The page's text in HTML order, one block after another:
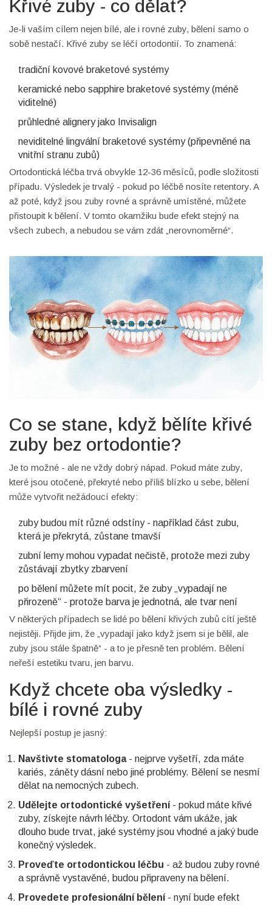
Křivé zuby - co dělat?
Je-li vaším cílem nejen bílé, ale i rovné zuby, bělení samo o
sobě nestačí. Křivé zuby se léčí ortodontií. To znamená:
tradiční kovové braketové systémy
keramické nebo sapphire braketové systémy (méně
viditelné)
průhledné alignery jako Invisalign
neviditelné lingvální braketové systémy (připevněné na
vnitřní stranu zubů)
Ortodontická léčba trvá obvykle 12-36 měsíců, podle složitosti
případu. Výsledek je trvalý - pokud po léčbě nosíte retentory. A
až poté, když jsou zuby rovné a správně umístěné, můžete
přistoupit k bělení. V tomto okamžiku bude efekt stejný na
všech zubech, a nebudou se vám zdát „nerovnoměrné“.
Co se stane, když bělíte křivé
zuby bez ortodontie?
Je to možné - ale ne vždy dobrý nápad. Pokud máte zuby,
které jsou otočené, překryté nebo příliš blízko u sebe, bělení
může vytvořit nežádoucí efekty:
zuby budou mít různé odstíny - například část zubu,
která je překrytá, zůstane tmavší
zubní lemy mohou vypadat nečistě, protože mezi zuby
zůstávají zbytky zbarvení
po bělení můžete mít pocit, že zuby „vypadají ne
přirozeně“ - protože barva je jednotná, ale tvar není
V některých případech se lidé po bělení křivých zubů cítí ještě
nejistěji. Přijde jim, že „vypadají jako když jsem si je bělil, ale
zuby jsou stále špatně“ - a to je přesně ten problém. Bělení
neřeší estetiku tvaru, jen barvu.
Když chcete oba výsledky -
bílé i rovné zuby
Nejlepší postup je jasný:
Navštivte stomatologa- nejprve vyšetří, zda máte
kariés, záněty dásní nebo jiné problémy. Bělení se nesmí
dělat na nemocných zubech.
Udělejte ortodontické vyšetření- pokud máte křivé
zuby, získejte návrh léčby. Ortodont vám ukáže, jak
dlouho bude trvat, jaké systémy jsou vhodné a jaký bude
konečný výsledek.
Proveďte ortodontickou léčbu - až budou zuby rovné
a správně vystavěné, budou připraveny na bělení.
Provedete profesionální bělení- nyní bude efekt